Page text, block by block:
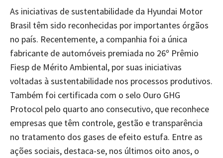
As iniciativas de sustentabilidade da Hyundai Motor
Brasil têm sido reconhecidas por importantes órgãos
no país. Recentemente, a companhia foi a única
fabricante de automóveis premiada no 26º Prêmio
Fiesp de Mérito Ambiental, por suas iniciativas
voltadas à sustentabilidade nos processos produtivos.
Também foi certificada com o selo Ouro GHG
Protocol pelo quarto ano consecutivo, que reconhece
empresas que têm controle, gestão e transparência
no tratamento dos gases de efeito estufa. Entre as
ações sociais, destaca-se, nos últimos oito anos, o